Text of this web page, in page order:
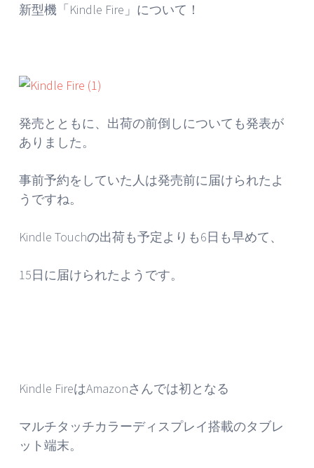
新型機「Kindle Fire」について！
発売とともに、出荷の前倒しについても発表が
ありました。
事前予約をしていた人は発売前に届けられたよ
うですね。
Kindle Touchの出荷も予定よりも6日も早めて、
15日に届けられたようです。
Kindle FireはAmazonさんでは初となる
マルチタッチカラーディスプレイ搭載のタブレ
ット端末。